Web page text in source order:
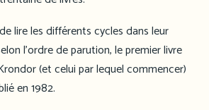
lire les différents cycles dans leur
l’ordre de parution, le premier livre
(et celui par lequel commencer)
en 1982.